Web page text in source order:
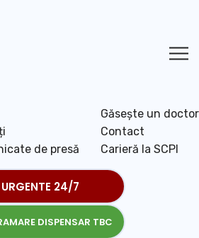
de presă
Găsește un doctor
Contact
Carieră la SCPI
URGENTE 24/7
DISPENSAR TBC